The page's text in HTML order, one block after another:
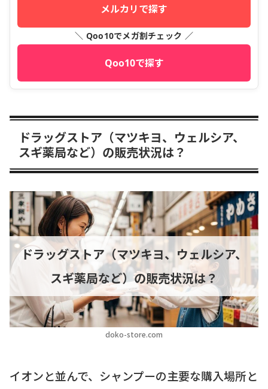
メルカリで探す
＼ Qoo10でメガ割チェック ／
Qoo10で探す
ドラッグストア（マツキヨ、ウェルシア、
スギ薬局など）の販売状況は？
doko-store.com
ドラッグストア（マツキヨ、ウェルシア、
スギ薬局など）の販売状況は？
イオンと並んで、シャンプーの主要な購入場所と